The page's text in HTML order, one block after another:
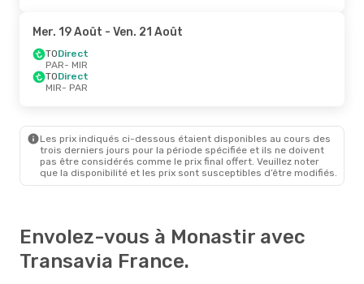
Mer. 19 Août - Ven. 21 Août
TODirect
PAR- MIR
TODirect
MIR- PAR
Les prix indiqués ci-dessous étaient disponibles au cours des
trois derniers jours pour la période spécifiée et ils ne doivent
pas être considérés comme le prix final offert. Veuillez noter
que la disponibilité et les prix sont susceptibles d’être modifiés.
Envolez-vous à Monastir avec
Transavia France.